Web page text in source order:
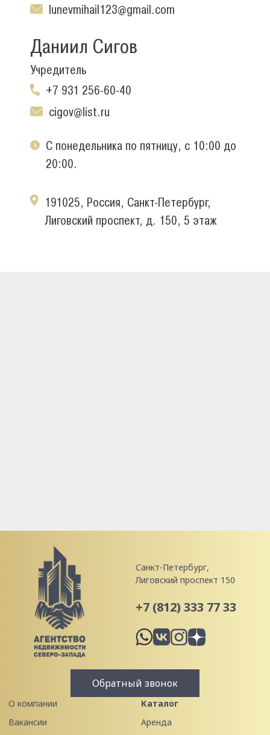
lunevmihail123@gmail.com
Даниил Сигов
Учредитель
+7 931 256-60-40
cigov@list.ru
С понедельника по пятницу, с 10:00 до
20:00.
191025, Россия, Санкт-Петербург,
Лиговский проспект, д. 150, 5 этаж
Санкт-Петербург,
Лиговский проспект 150
+7 (812) 333 77 33
Обратный звонок
О компании
Вакансии
Каталог
Аренда